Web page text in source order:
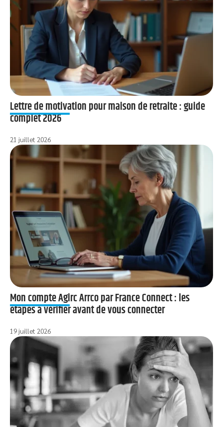
Lettre de motivation pour maison de retraite : guide
complet 2026
21 juillet 2026
Mon compte Agirc Arrco par France Connect : les
étapes à vérifier avant de vous connecter
19 juillet 2026